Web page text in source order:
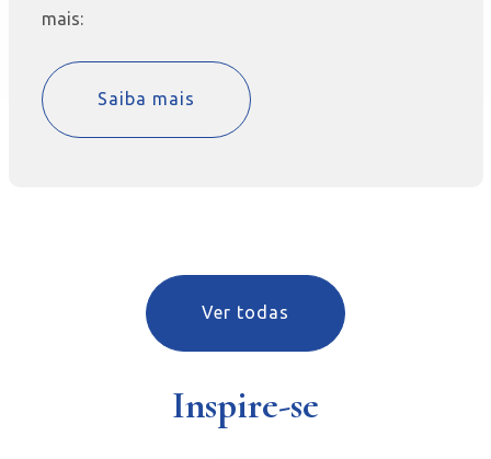
mais:
Saiba mais
Ver todas
Inspire-se